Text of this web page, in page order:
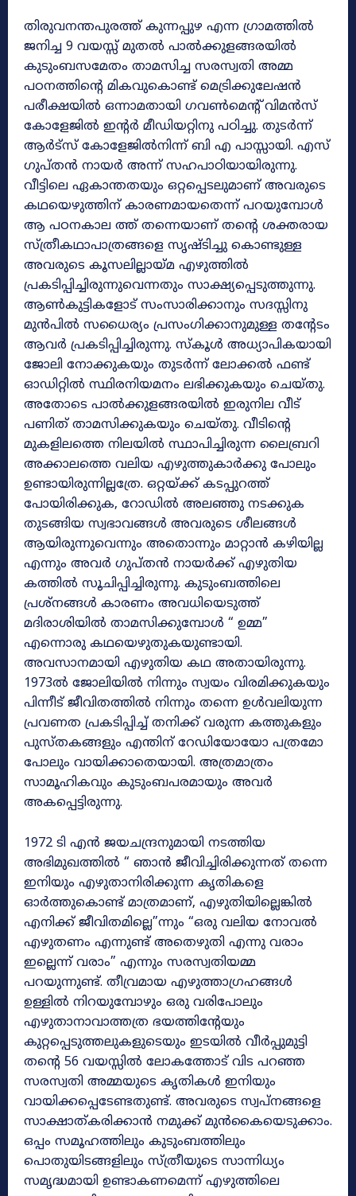
തിരുവനന്തപുരത്ത് കുന്നപ്പുഴ എന്ന ഗ്രാമത്തിൽ
ജനിച്ച 9 വയസ്സ് മുതൽ പാൽക്കുളങ്ങരയിൽ
കുടുംബസമേതം താമസിച്ച സരസ്വതി അമ്മ
പഠനത്തിന്റെ മികവുകൊണ്ട് മെട്രിക്കുലേഷൻ
പരീക്ഷയിൽ ഒന്നാമതായി ഗവൺമെന്റ് വിമൻസ്
കോളേജിൽ ഇന്റർ മീഡിയറ്റിനു പഠിച്ചു. തുടർന്ന്
ആർട്സ് കോളേജിൽനിന്ന് ബി എ പാസ്സായി. എസ്
ഗുപ്തൻ നായർ അന്ന് സഹപാഠിയായിരുന്നു.
വീട്ടിലെ ഏകാന്തതയും ഒറ്റപ്പെടലുമാണ് അവരുടെ
കഥയെഴുത്തിന് കാരണമായതെന്ന് പറയുമ്പോൾ
ആ പഠനകാല ത്ത് തന്നെയാണ് തന്റെ ശക്തരായ
സ്ത്രീകഥാപാത്രങ്ങളെ സൃഷ്ടിച്ചു കൊണ്ടുള്ള
അവരുടെ കൂസലില്ലായ്മ എഴുത്തിൽ
പ്രകടിപ്പിച്ചിരുന്നുവെന്നതും സാക്ഷ്യപ്പെടുത്തുന്നു.
ആൺകുട്ടികളോട് സംസാരിക്കാനും സദസ്സിനു
മുൻപിൽ സധൈര്യം പ്രസംഗിക്കാനുമുള്ള തന്റേടം
ആവർ പ്രകടിപ്പിച്ചിരുന്നു. സ്‌കൂൾ അധ്യാപികയായി
ജോലി നോക്കുകയും തുടർന്ന് ലോക്കൽ ഫണ്ട്
ഓഡിറ്റിൽ സ്ഥിരനിയമനം ലഭിക്കുകയും ചെയ്തു.
അതോടെ പാൽക്കുളങ്ങരയിൽ ഇരുനില വീട്
പണിത് താമസിക്കുകയും ചെയ്തു. വീടിന്റെ
മുകളിലത്തെ നിലയിൽ സ്ഥാപിച്ചിരുന്ന ലൈബ്രറി
അക്കാലത്തെ വലിയ എഴുത്തുകാർക്കു പോലും
ഉണ്ടായിരുന്നില്ലത്രേ. ഒറ്റയ്ക്ക് കടപ്പുറത്ത്
പോയിരിക്കുക, റോഡിൽ അലഞ്ഞു നടക്കുക
തുടങ്ങിയ സ്വഭാവങ്ങൾ അവരുടെ ശീലങ്ങൾ
ആയിരുന്നുവെന്നും അതൊന്നും മാറ്റാൻ കഴിയില്ല
എന്നും അവർ ഗുപ്തൻ നായർക്ക് എഴുതിയ
കത്തിൽ സൂചിപ്പിച്ചിരുന്നു. കുടുംബത്തിലെ
പ്രശ്നങ്ങൾ കാരണം അവധിയെടുത്ത്
മദിരാശിയിൽ താമസിക്കുമ്പോൾ “ ഉമ്മ”
എന്നൊരു കഥയെഴുതുകയുണ്ടായി.
അവസാനമായി എഴുതിയ കഥ അതായിരുന്നു.
1973ല്‍ ജോലിയിൽ നിന്നും സ്വയം വിരമിക്കുകയും
പിന്നീട് ജീവിതത്തിൽ നിന്നും തന്നെ ഉൾവലിയുന്ന
പ്രവണത പ്രകടിപ്പിച്ച് തനിക്ക് വരുന്ന കത്തുകളും
പുസ്തകങ്ങളും എന്തിന് റേഡിയോയോ പത്രമോ
പോലും വായിക്കാതെയായി. അത്രമാത്രം
സാമൂഹികവും കുടുംബപരമായും അവർ
അകപ്പെട്ടിരുന്നു.
1972 ടി എൻ ജയചന്ദ്രനുമായി നടത്തിയ
അഭിമുഖത്തിൽ “ ഞാൻ ജീവിച്ചിരിക്കുന്നത് തന്നെ
ഇനിയും എഴുതാനിരിക്കുന്ന കൃതികളെ
ഓർത്തുകൊണ്ട് മാത്രമാണ്, എഴുതിയില്ലെങ്കിൽ
എനിക്ക് ജീവിതമില്ലെ”ന്നും “ഒരു വലിയ നോവൽ
എഴുതണം എന്നുണ്ട് അതെഴുതി എന്നു വരാം
ഇല്ലെന്ന് വരാം” എന്നും സരസ്വതിയമ്മ
പറയുന്നുണ്ട്. തീവ്രമായ എഴുത്താഗ്രഹങ്ങൾ
ഉള്ളിൽ നിറയുമ്പോഴും ഒരു വരിപോലും
എഴുതാനാവാത്തത്ര ഭയത്തിന്റേയും
കുറ്റപ്പെടുത്തലുകളുടെയും ഇടയിൽ വീർപ്പുമുട്ടി
തന്റെ 56 വയസ്സിൽ ലോകത്തോട് വിട പറഞ്ഞ
സരസ്വതി അമ്മയുടെ കൃതികൾ ഇനിയും
വായിക്കപ്പെടേണ്ടതുണ്ട്. അവരുടെ സ്വപ്നങ്ങളെ
സാക്ഷാത്കരിക്കാൻ നമുക്ക് മുൻകൈയെടുക്കാം.
ഒപ്പം സമൂഹത്തിലും കുടുംബത്തിലും
പൊതുയിടങ്ങളിലും സ്ത്രീയുടെ സാന്നിധ്യം
സമൃദ്ധമായി ഉണ്ടാകണമെന്ന് എഴുത്തിലെ